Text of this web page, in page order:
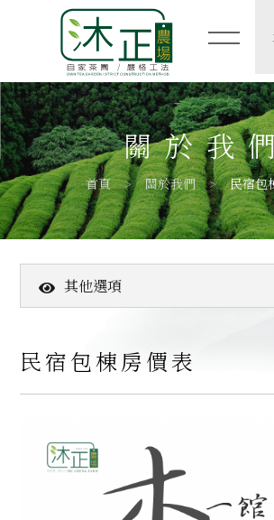
民宿包棟房價表
木一館
岩二館
包棟房價表
農場介紹
客戶推薦
關於我
首頁 關於我們 民宿包
其他選項
關於我們
嘉義包棟民宿推薦｜阿里山下最放鬆
選擇（原木風・岩石風雙館）
民宿包棟房價表